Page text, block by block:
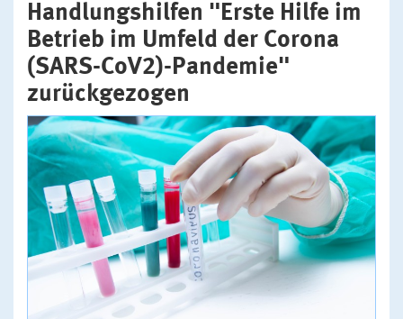
Handlungshilfen "Erste Hilfe im
Betrieb im Umfeld der Corona
(SARS-CoV2)-Pandemie"
zurückgezogen